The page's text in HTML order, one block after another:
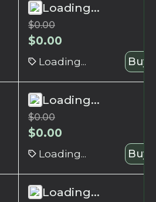
Loading...
$0.00
$0.00
Loading... Buy
Loading...
$0.00
$0.00
Loading... Buy
Loading...